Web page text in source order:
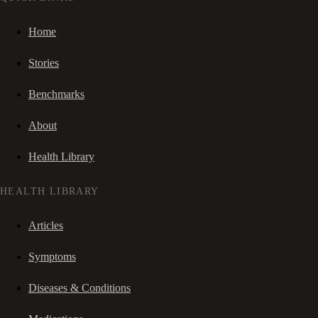
Home
Stories
Benchmarks
About
Health Library
HEALTH LIBRARY
Articles
Symptoms
Diseases & Conditions